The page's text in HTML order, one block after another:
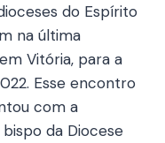
do Espírito
na última
Vitória, para a
Esse encontro
com a
da Diocese